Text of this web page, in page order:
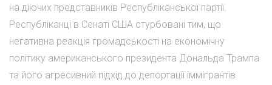
на діючих представників Республіканської партії.
Республіканці в Сенаті США стурбовані тим, що
негативна реакція громадськості на економічну
політику американського президента Дональда Трампа
та його агресивний підхід до депортації іммігрантів